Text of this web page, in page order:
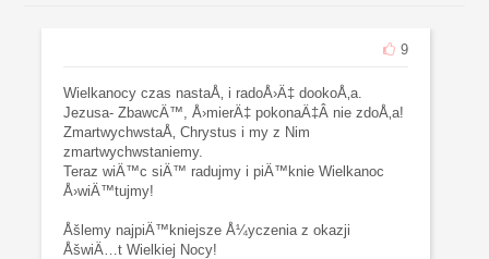
9
Wielkanocy czas nastaÅ‚ i radoÅ›Ä‡ dookoÅ‚a.
Jezusa- ZbawcÄ™, Å›mierÄ‡ pokonaÄ‡Â nie zdoÅ‚a!
ZmartwychwstaÅ‚ Chrystus i my z Nim
zmartwychwstaniemy.
Teraz wiÄ™c siÄ™ radujmy i piÄ™knie Wielkanoc
Å›wiÄ™tujmy!
Åšlemy najpiÄ™kniejsze Å¼yczenia z okazji
ÅšwiÄ…t Wielkiej Nocy!